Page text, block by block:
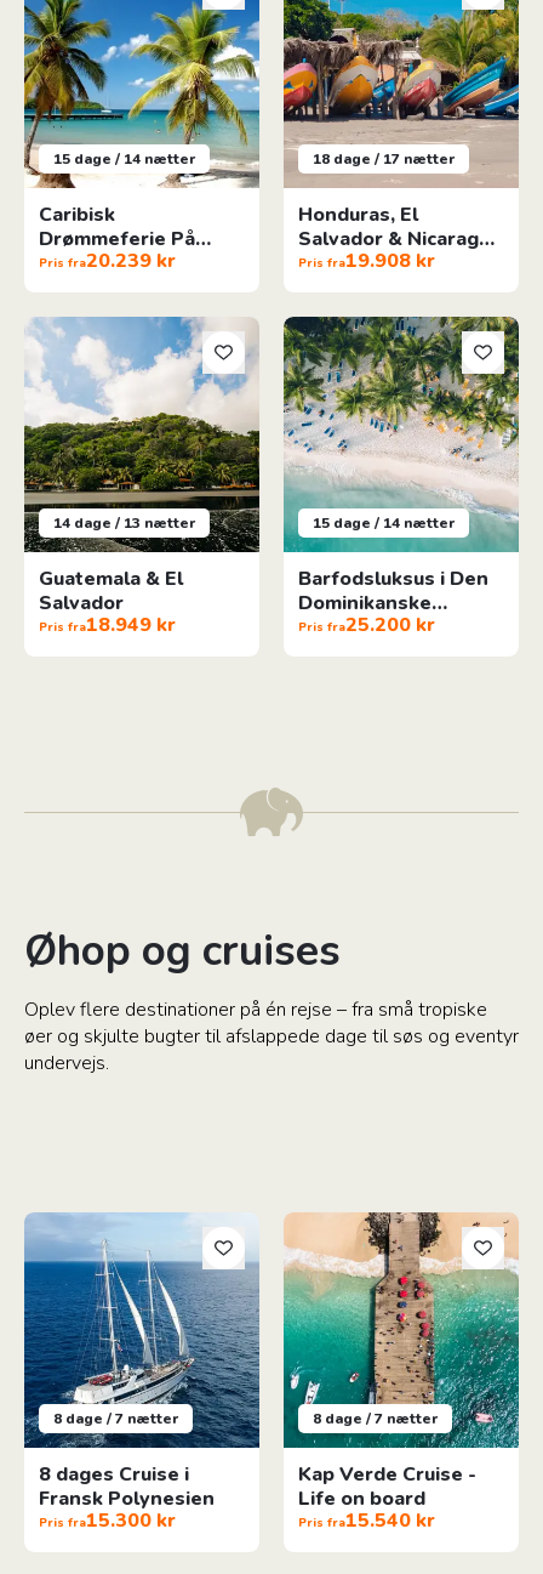
15 dage / 14 nætter
Caribisk
Drømmeferie På
Guadeloupes Øer
Pris fra20.239 kr
18 dage / 17 nætter
Honduras, El
Salvador & Nicaragua
Rundrejse
Pris fra19.908 kr
14 dage / 13 nætter
Guatemala & El
Salvador
Pris fra18.949 kr
Guatemala & El Salvador
15 dage / 14 nætter
Barfodsluksus i Den
Dominikanske
Republik
Pris fra25.200 kr
Barfodsluksus i Den
Øhop og cruises
Oplev flere destinationer på én rejse – fra små tropiske
øer og skjulte bugter til afslappede dage til søs og eventyr
undervejs.
8 dage / 7 nætter
8 dages Cruise i
Fransk Polynesien
Pris fra15.300 kr
8 dages Cruise i Fransk Polynesien
8 dage / 7 nætter
Kap Verde Cruise -
Life on board
Pris fra15.540 kr
Kap Verde Cruise - Life on